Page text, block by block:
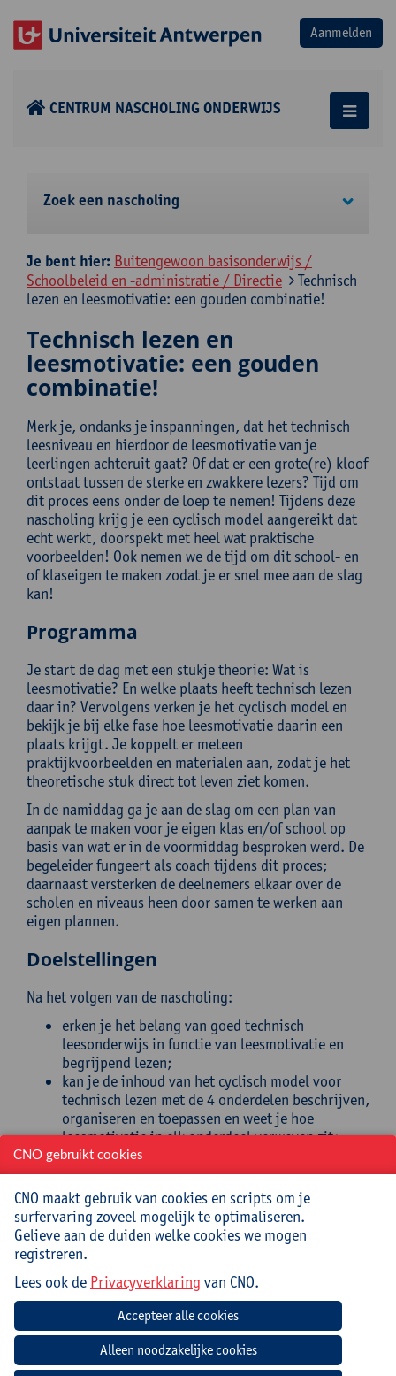
CENTRUM NASCHOLING ONDERWIJS
Zoek een nascholing
Je bent hier: Buitengewoon basisonderwijs /
Schoolbeleid en -administratie / Directie
Technisch
lezen en leesmotivatie: een gouden combinatie!
Technisch lezen en
leesmotivatie: een gouden
combinatie!
Merk je, ondanks je inspanningen, dat het technisch
leesniveau en hierdoor de leesmotivatie van je
leerlingen achteruit gaat? Of dat er een grote(re) kloof
ontstaat tussen de sterke en zwakkere lezers? Tijd om
dit proces eens onder de loep te nemen! Tijdens deze
nascholing krijg je een cyclisch model aangereikt dat
echt werkt, doorspekt met heel wat praktische
voorbeelden! Ook nemen we de tijd om dit school- en
of klaseigen te maken zodat je er snel mee aan de slag
kan!
Programma
Je start de dag met een stukje theorie: Wat is
leesmotivatie? En welke plaats heeft technisch lezen
daar in? Vervolgens verken je het cyclisch model en
bekijk je bij elke fase hoe leesmotivatie daarin een
plaats krijgt. Je koppelt er meteen
praktijkvoorbeelden en materialen aan, zodat je het
theoretische stuk direct tot leven ziet komen.
In de namiddag ga je aan de slag om een plan van
aanpak te maken voor je eigen klas en/of school op
basis van wat er in de voormiddag besproken werd. De
begeleider fungeert als coach tijdens dit proces;
daarnaast versterken de deelnemers elkaar over de
scholen en niveaus heen door samen te werken aan
eigen plannen.
Doelstellingen
Na het volgen van de nascholing:
erken je het belang van goed technisch
leesonderwijs in functie van leesmotivatie en
begrijpend lezen;
kan je de inhoud van het cyclisch model voor
technisch lezen met de 4 onderdelen beschrijven,
organiseren en toepassen en weet je hoe
leesmotivatie in elk onderdeel verweven zit;
stel je een leesplan op op basis van testen en
foutenanalyses;
heb je een plan van aanpak om er in je klas of
school mee aan de slag te gaan;
ga je (terug) met goesting met technisch lezen
aan de slag omdat je voelt dat dit echt kan
Doelgroep
(Zorg)leerkrachten, zorgcoördinatoren en
beleidsmedewerkers uit het (buitengewoon) lager
CNO gebruikt cookies
CNO maakt gebruik van cookies en scripts om je
surfervaring zoveel mogelijk te optimaliseren.
Gelieve aan de duiden welke cookies we mogen
registreren.
Lees ook de Privacyverklaring van CNO.